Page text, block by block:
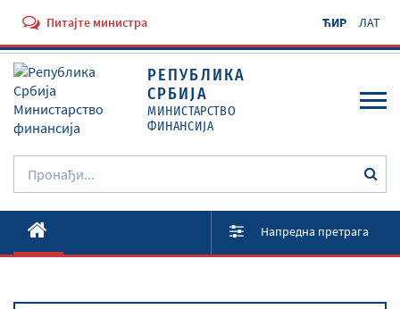
Питајте министра ЋИР ЛАТ
РЕПУБЛИКА
СРБИЈА
МИНИСТАРСТВО
ФИНАНСИЈА
O Министарству
Активности
Напредна претрага